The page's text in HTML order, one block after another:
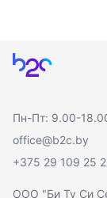
Главная
Пн-Пт: 9.00-
office@b2c.by
+375 29 109 25
ООО "Би Ту Си